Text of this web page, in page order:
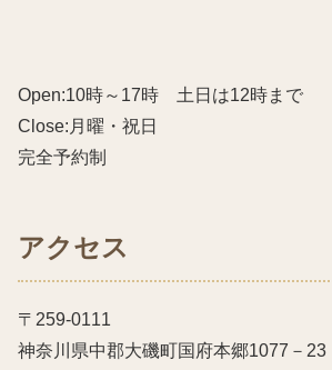
Open:10時～17時 土日は12時まで
Close:月曜・祝日
完全予約制
アクセス
〒259-0111
神奈川県中郡大磯町国府本郷1077－23